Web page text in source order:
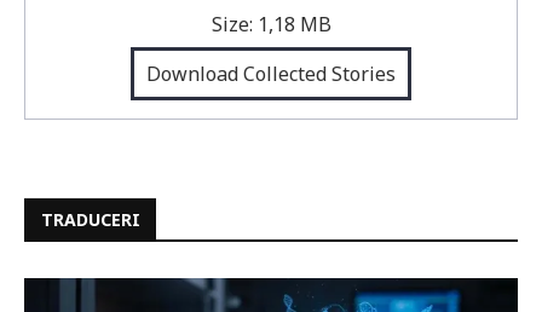
Size: 1,18 MB
Download Collected Stories
TRADUCERI